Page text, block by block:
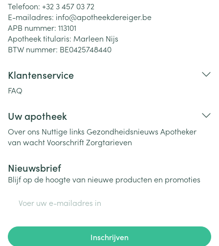
Telefoon: +32 3 457 03 72
E-mailadres: info@apotheekdereiger.be
APB nummer: 113101
Apotheek titularis: Marleen Nijs
BTW nummer: BE0425748440
Klantenservice
FAQ
Uw apotheek
Over ons Nuttige links Gezondheidsnieuws Apotheker
van wachtVoorschriftZorgtarieven
Nieuwsbrief
Blijf op de hoogte van nieuwe producten en promoties
Inschrijven